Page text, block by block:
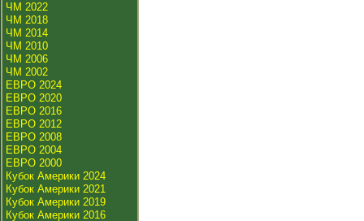
ЧМ 2022
ЧМ 2018
ЧМ 2014
ЧМ 2010
ЧМ 2006
ЧМ 2002
ЕВРО 2024
ЕВРО 2020
ЕВРО 2016
ЕВРО 2012
ЕВРО 2008
ЕВРО 2004
ЕВРО 2000
Кубок Америки 2024
Кубок Америки 2021
Кубок Америки 2019
Кубок Америки 2016